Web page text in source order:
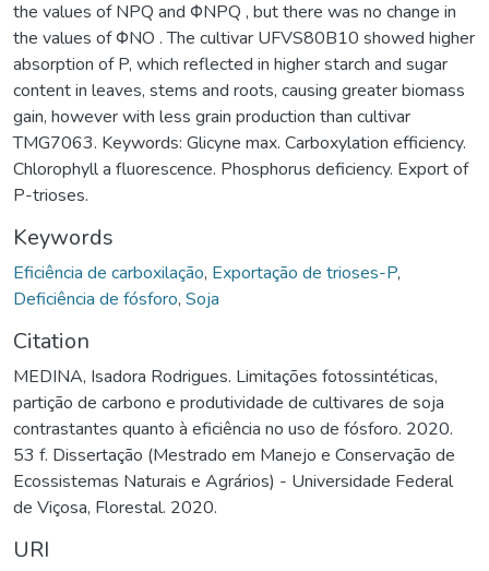
the values of NPQ and ΦNPQ , but there was no change in
the values of ΦNO . The cultivar UFVS80B10 showed higher
absorption of P, which reflected in higher starch and sugar
content in leaves, stems and roots, causing greater biomass
gain, however with less grain production than cultivar
TMG7063. Keywords: Glicyne max. Carboxylation efficiency.
Chlorophyll a fluorescence. Phosphorus deficiency. Export of
P-trioses.
Keywords
Eficiência de carboxilação, Exportação de trioses-P,
Deficiência de fósforo, Soja
Citation
MEDINA, Isadora Rodrigues. Limitações fotossintéticas,
partição de carbono e produtividade de cultivares de soja
contrastantes quanto à eficiência no uso de fósforo. 2020.
53 f. Dissertação (Mestrado em Manejo e Conservação de
Ecossistemas Naturais e Agrários) - Universidade Federal
de Viçosa, Florestal. 2020.
URI